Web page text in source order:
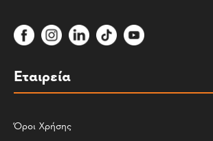
Εταιρεία
Όροι Χρήσης